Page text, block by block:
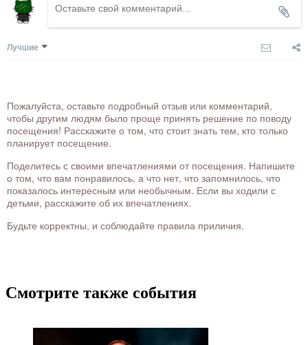
Лучшие
Пожалуйста, оставьте подробный отзыв или комментарий,
чтобы другим людям было проще принять решение по поводу
посещения! Расскажите о том, что стоит знать тем, кто только
планирует посещение.
Поделитесь с своими впечатлениями от посещения. Напишите
о том, что вам понравилось, а что нет, что запомнилось, что
показалось интересным или необычным. Если вы ходили с
детьми, расскажите об их впечатлениях.
Будьте корректны, и соблюдайте правила приличия.
Смотрите также события